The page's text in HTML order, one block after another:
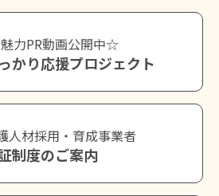
力PR動画公開中☆
かり応援プロジェクト
人材採用・育成事業者
制度のご案内